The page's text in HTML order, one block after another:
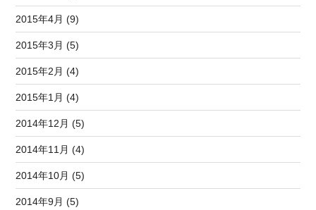
2015年4月 (9)
2015年3月 (5)
2015年2月 (4)
2015年1月 (4)
2014年12月 (5)
2014年11月 (4)
2014年10月 (5)
2014年9月 (5)